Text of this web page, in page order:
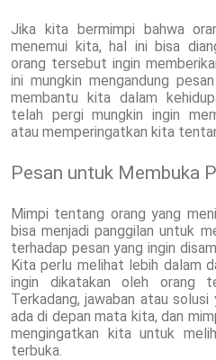
Jika kita bermimpi bahwa
menemui kita, hal ini bisa
orang tersebut ingin
ini mungkin mengandung
membantu kita dalam
telah pergi mungkin ingin
atau memperingatkan kita
Pesan untuk Membuka
Mimpi tentang orang yang
bisa menjadi panggilan untuk
terhadap pesan yang ingin
Kita perlu melihat lebih dalam
ingin dikatakan oleh orang
Terkadang, jawaban atau
ada di depan mata kita, dan
mengingatkan kita untuk
terbuka.